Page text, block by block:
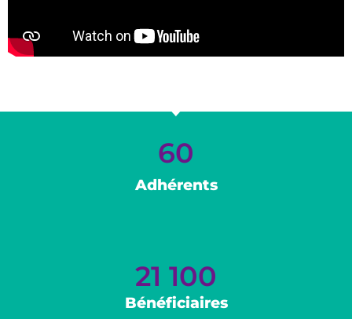
Adhérents
60
Bénéficiaires
21 100